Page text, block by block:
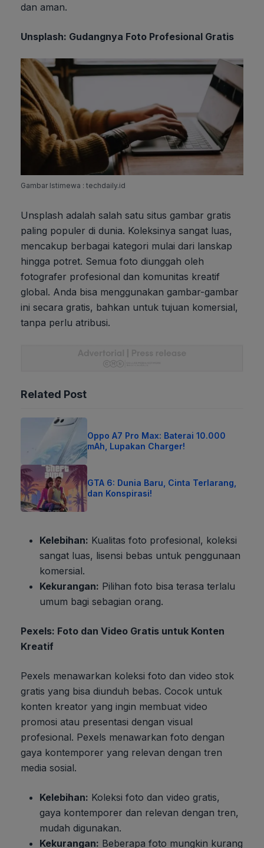
dan aman.
Unsplash: Gudangnya Foto Profesional Gratis
Gambar Istimewa : techdaily.id
Unsplash adalah salah satu situs gambar gratis
paling populer di dunia. Koleksinya sangat luas,
mencakup berbagai kategori mulai dari lanskap
hingga potret. Semua foto diunggah oleh
fotografer profesional dan komunitas kreatif
global. Anda bisa menggunakan gambar-gambar
ini secara gratis, bahkan untuk tujuan komersial,
tanpa perlu atribusi.
Related Post
Oppo A7 Pro Max: Baterai 10.000
mAh, Lupakan Charger!
GTA 6: Dunia Baru, Cinta Terlarang,
dan Konspirasi!
Kelebihan: Kualitas foto profesional, koleksi
sangat luas, lisensi bebas untuk penggunaan
komersial.
Kekurangan: Pilihan foto bisa terasa terlalu
umum bagi sebagian orang.
Pexels: Foto dan Video Gratis untuk Konten
Kreatif
Pexels menawarkan koleksi foto dan video stok
gratis yang bisa diunduh bebas. Cocok untuk
konten kreator yang ingin membuat video
promosi atau presentasi dengan visual
profesional. Pexels menawarkan foto dengan
gaya kontemporer yang relevan dengan tren
media sosial.
Kelebihan: Koleksi foto dan video gratis,
gaya kontemporer dan relevan dengan tren,
mudah digunakan.
Kekurangan: Beberapa foto mungkin kurang